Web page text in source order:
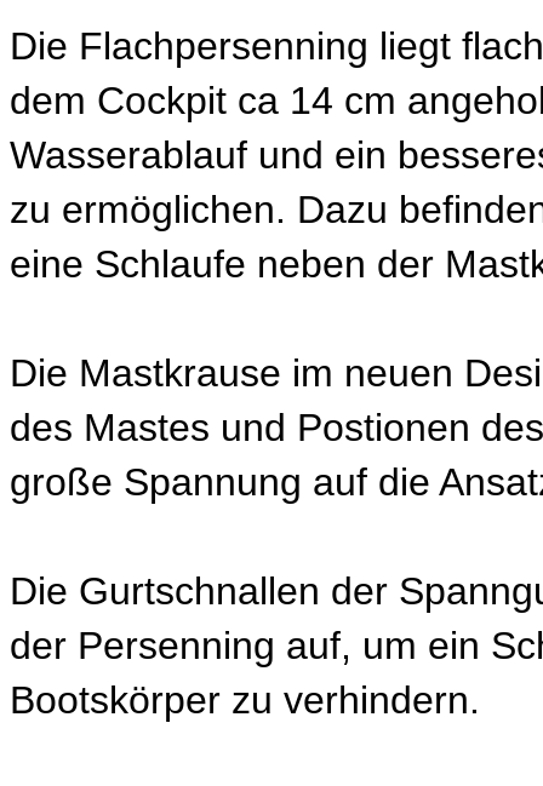
Die Flachpersenning liegt
dem Cockpit ca 14 cm
Wasserablauf und ein
zu ermöglichen. Dazu
eine Schlaufe neben der
Die Mastkrause im neuen
des Mastes und Postionen
große Spannung auf die
Die Gurtschnallen der
der Persenning auf, um ein
Bootskörper zu verhindern.